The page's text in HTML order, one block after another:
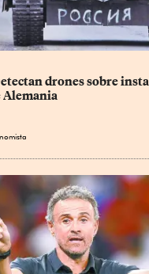
drones sobre
Alemania